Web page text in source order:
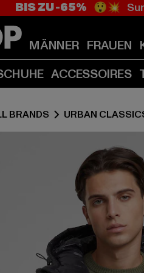
BIS ZU -65% 😲💥
MÄNNER FRAUEN
ACCESSOIRES
BRANDS URBAN